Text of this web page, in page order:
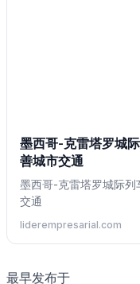
墨西哥-克雷塔罗城
善城市交通
墨西哥-克雷塔罗城际
交通
liderempresarial.com
最早发布于